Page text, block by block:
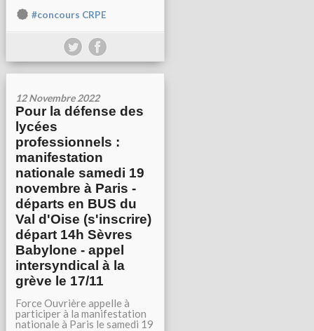
#concours CRPE
12 Novembre 2022
Pour la défense des
lycées
professionnels :
manifestation
nationale samedi 19
novembre à Paris -
départs en BUS du
Val d'Oise (s'inscrire)
départ 14h Sèvres
Babylone - appel
intersyndical à la
grève le 17/11
Force Ouvrière appelle à
participer à la manifestation
nationale à Paris le samedi 19